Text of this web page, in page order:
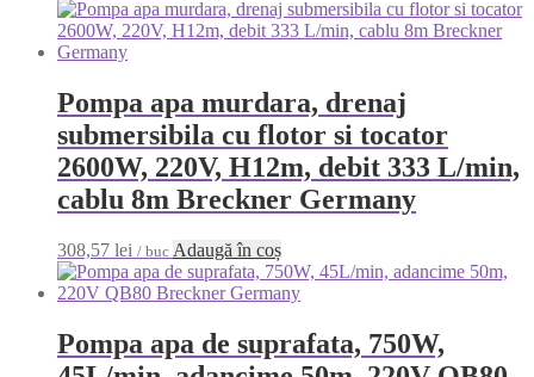
Pompa apa murdara, drenaj
submersibila cu flotor si tocator
2600W, 220V, H12m, debit 333 L/min,
cablu 8m Breckner Germany
308,57 lei / buc Adaugă în coș
Pompa apa de suprafata, 750W,